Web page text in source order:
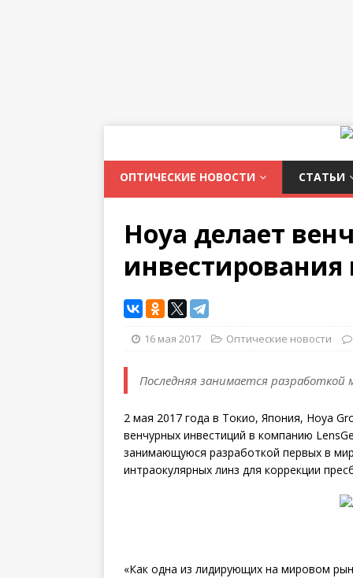
ОПТИЧЕСКИЕ НОВОСТИ СТАТЬИ
Hoya делает
16 мая 2017 Оптические новости
Последняя занимается
2 мая 2017 года в Токио, Япония, Hoya
венчурных инвестиций в компанию
занимающуюся разработкой первых в
интраокулярных линз для коррекции
«Как одна из лидирующих на мировом